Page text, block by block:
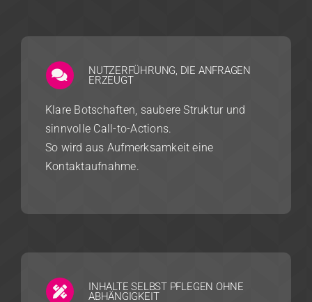
NUTZERFÜHRUNG, DIE ANFRAGEN
ERZEUGT
Klare Botschaften, saubere Struktur und
sinnvolle Call-to-Actions.
So wird aus Aufmerksamkeit eine
Kontaktaufnahme.
INHALTE SELBST PFLEGEN OHNE
ABHÄNGIGKEIT